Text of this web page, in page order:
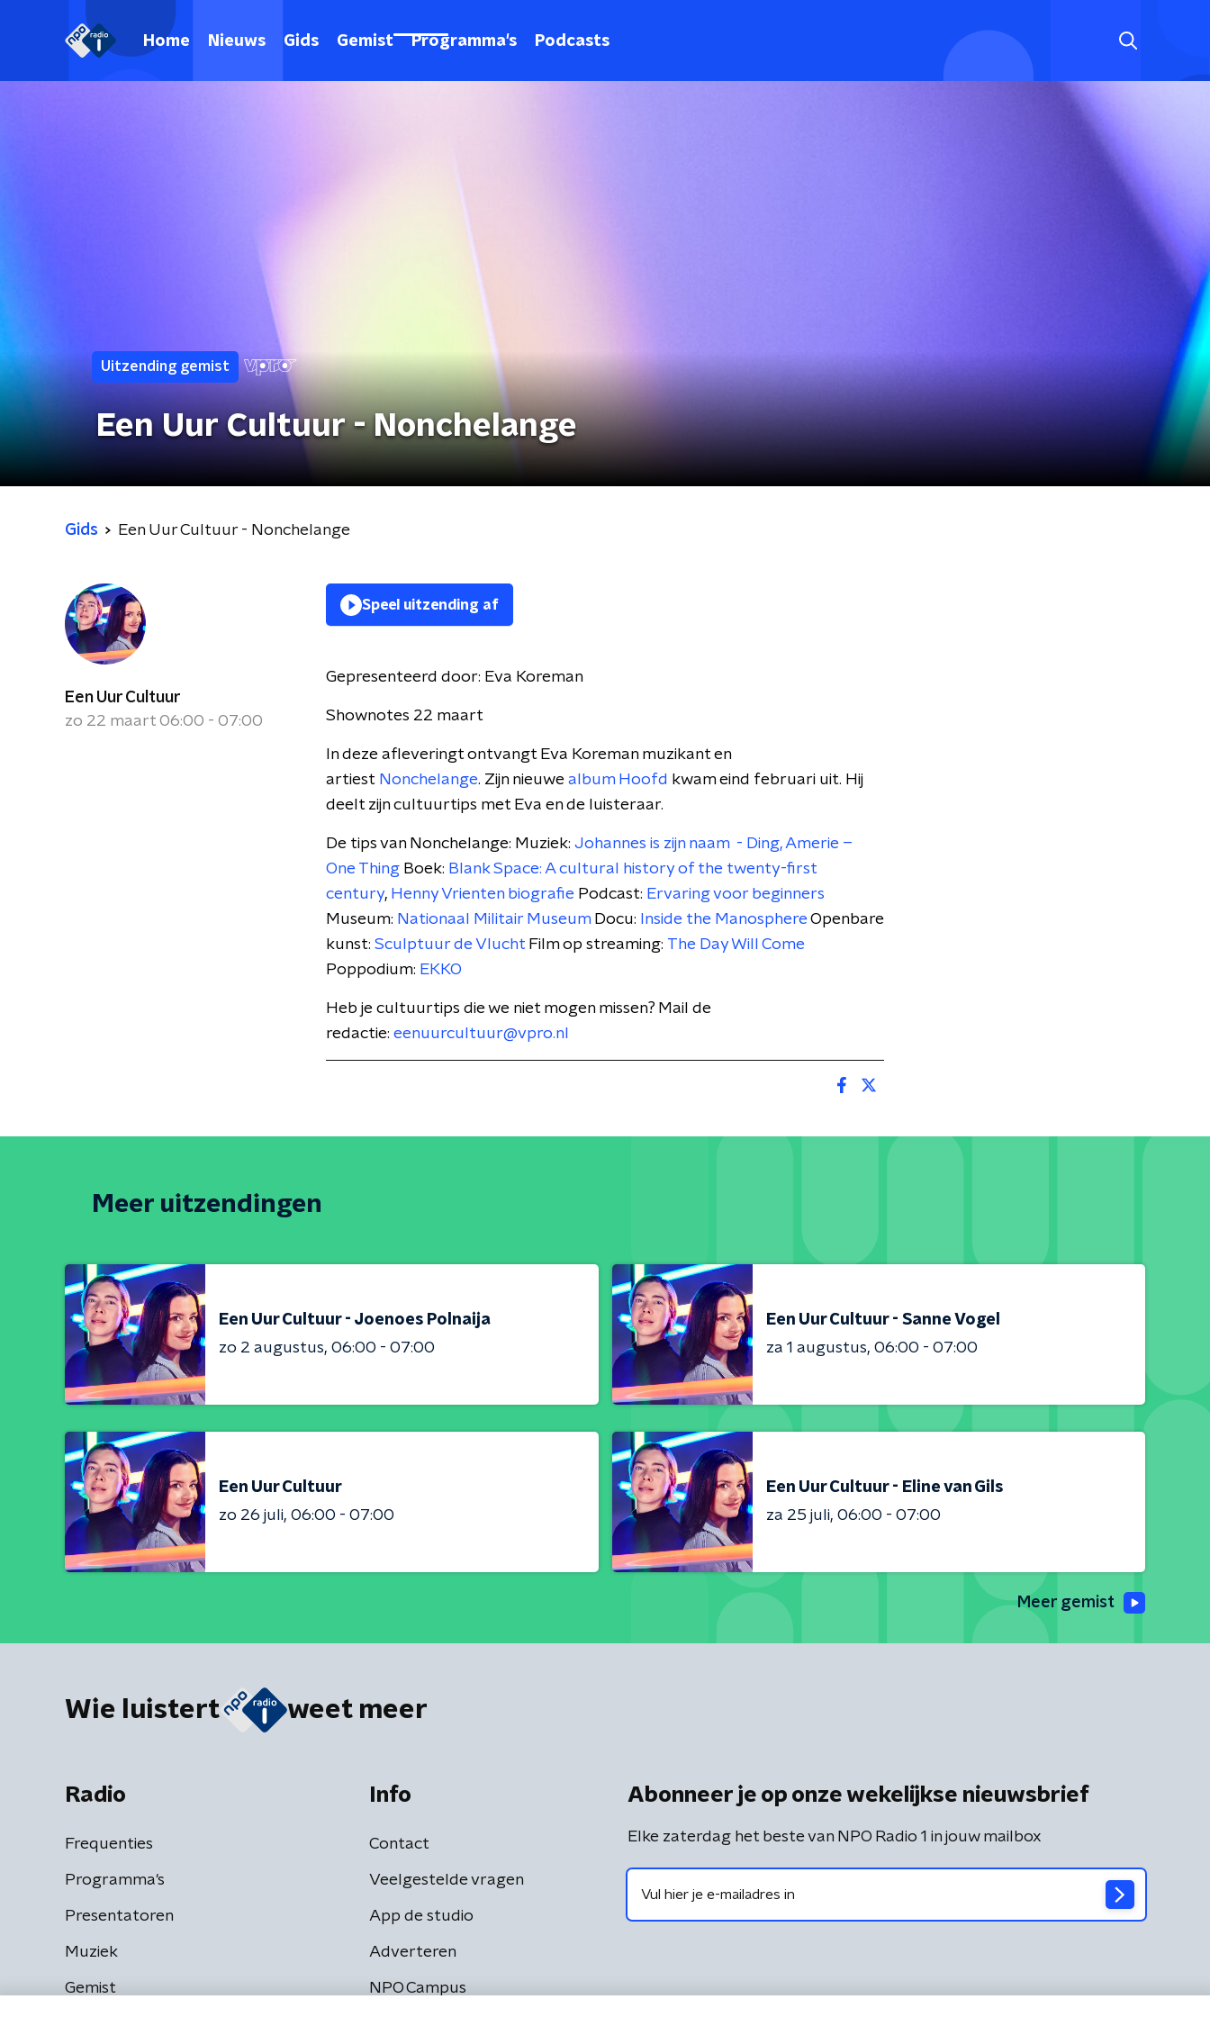
Home Nieuws Gids Gemist Programma's Podcasts
Uitzending gemist
Een Uur Cultuur - Nonchelange
Gids Een Uur Cultuur - Nonchelange
Een Uur Cultuur
zo 22 maart 06:00 - 07:00
Speel uitzending af
Gepresenteerd door: Eva Koreman
Shownotes 22 maart
In deze afleveringt ontvangt Eva Koreman muzikant en
artiest Nonchelange. Zijn nieuwe album Hoofd kwam eind februari uit. Hij
deelt zijn cultuurtips met Eva en de luisteraar.
De tips van Nonchelange: Muziek: Johannes is zijn naam - Ding, Amerie –
One Thing Boek: Blank Space: A cultural history of the twenty-first
century, Henny Vrienten biografie Podcast: Ervaring voor beginners
Museum: Nationaal Militair Museum Docu: Inside the ManosphereOpenbare
kunst: Sculptuur de Vlucht Film op streaming: The Day Will Come
Poppodium: EKKO
Heb je cultuurtips die we niet mogen missen? Mail de
redactie: eenuurcultuur@vpro.nl
Meer uitzendingen
Een Uur Cultuur - Joenoes Polnaija
zo 2 augustus 06:00 - 07:00
Een Uur Cultuur - Sanne Vogel
za 1 augustus 06:00 - 07:00
Een Uur Cultuur
zo 26 juli 06:00 - 07:00
Een Uur Cultuur - Eline van Gils
za 25 juli 06:00 - 07:00
Meer gemist
Wie luistert weet meer
Radio
Frequenties
Programma's
Presentatoren
Muziek
Gemist
Info
Contact
Veelgestelde vragen
App de studio
Adverteren
NPO Campus
Abonneer je op onze wekelijkse nieuwsbrief
Elke zaterdag het beste van NPO Radio 1 in jouw mailbox